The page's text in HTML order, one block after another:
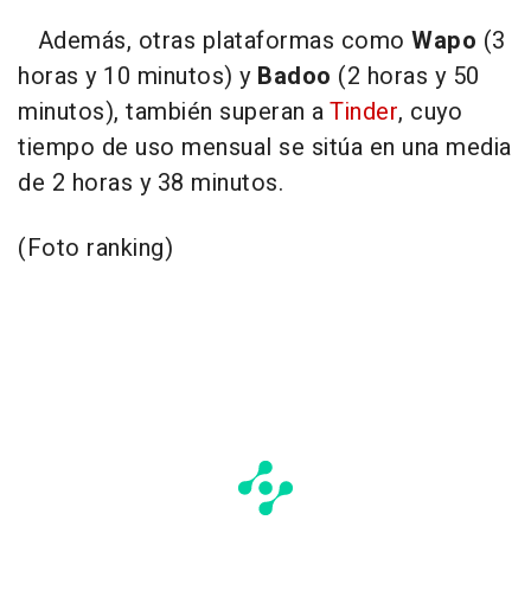
Además, otras plataformas como Wapo (3
horas y 10 minutos) y Badoo (2 horas y 50
minutos), también superan aTinder, cuyo
tiempo de uso mensual se sitúa en una media
de 2 horas y 38 minutos.
(Foto ranking)